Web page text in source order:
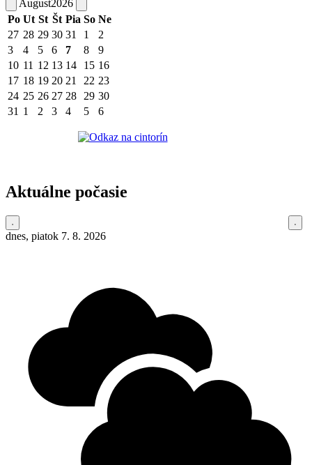
August2026
Po Ut St Št Pia So Ne
27 28 29 30 31 1
2
3
4 5 6 7 8
9
10 11 12 13 14 15 16
17 18 19 20 21 22 23
24 25 26 27 28 29 30
31 1 2 3 4 5 6
Aktuálne počasie
dnes, piatok 7. 8. 2026